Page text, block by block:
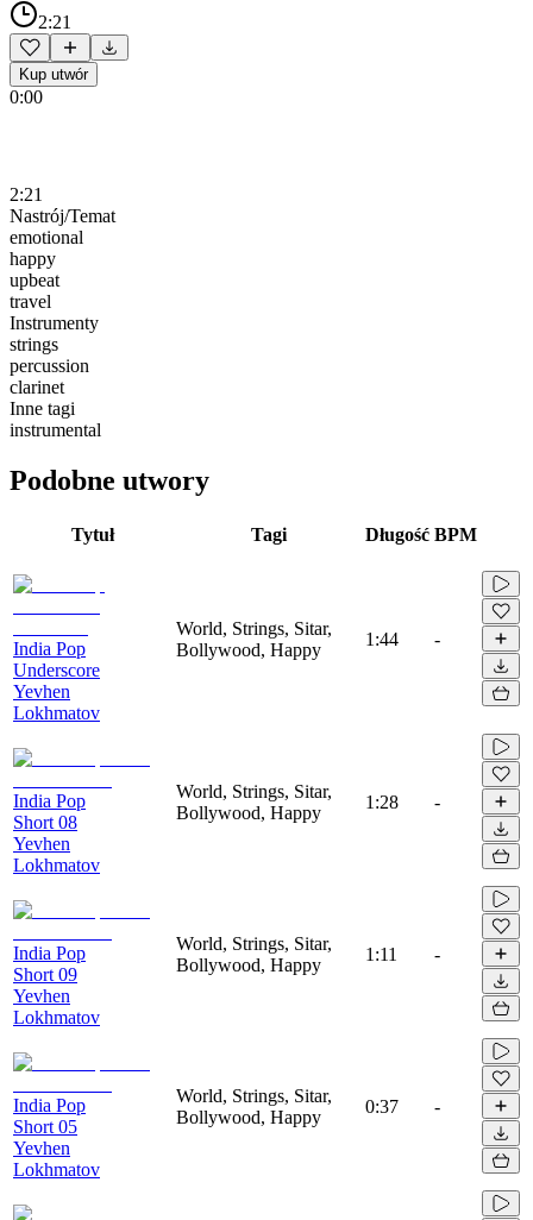
2:21
Kup utwór
0:00
2:21
Nastrój/Temat
emotional
happy
upbeat
travel
Instrumenty
strings
percussion
clarinet
Inne tagi
instrumental
Podobne utwory
Tytuł Tagi Długość BPM
India Pop
Underscore
Yevhen
Lokhmatov
World, Strings, Sitar,
Bollywood, Happy
1:44 -
India Pop
Short 08
Yevhen
Lokhmatov
World, Strings, Sitar,
Bollywood, Happy
1:28 -
India Pop
Short 09
Yevhen
Lokhmatov
World, Strings, Sitar,
Bollywood, Happy
1:11 -
India Pop
Short 05
Yevhen
Lokhmatov
World, Strings, Sitar,
Bollywood, Happy
0:37 -